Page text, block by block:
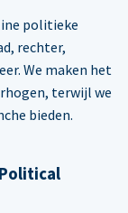
politieke
rechter,
We maken het
terwijl we
bieden.